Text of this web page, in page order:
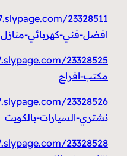
افضل-فني-كهربائي-منازل
مكتب-افراح
نشتري-السيارات-بالكويت